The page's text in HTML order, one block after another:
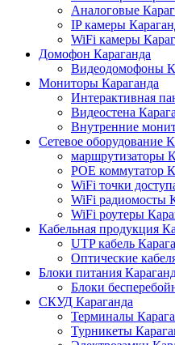
Аналоговые
IP камеры
WiFi камеры
Домофон Караганда
Видеодомофоны
Мониторы Караганда
Интерактивная
Видеостена
Внутренние
Сетевое оборудование
маршрутизаторы
POE коммутатор
WiFi точки
WiFi радиомосты
WiFi роутеры
Кабельная продукция
UTP кабель
Оптические
Блоки питания
Блоки
СКУД Караганда
Терминалы
Турникеты